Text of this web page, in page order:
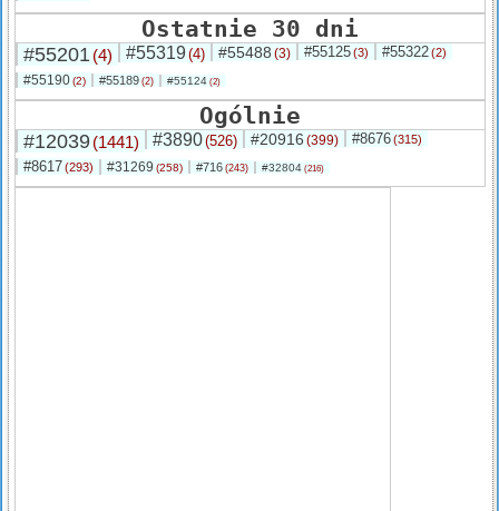
Ostatnie 30 dni
#55201(4) #55319(4) #55488 (3) #55125(3) #55322(2)
#55190(2) #55189 (2) #55124 (2)
Ogólnie
#12039(1441) #3890(526) #20916 (399) #8676(315)
#8617(293) #31269 (258) #716 (243) #32804 (216)